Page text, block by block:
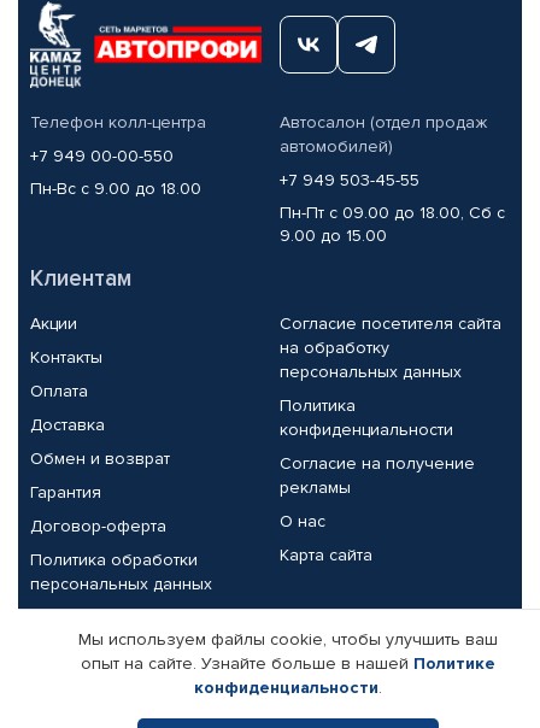
Телефон колл-центра
+7 949 00-00-550
Пн-Вс с 9.00 до 18.00
Автосалон (отдел продаж
автомобилей)
+7 949 503-45-55
Пн-Пт с 09.00 до 18.00, Сб с
9.00 до 15.00
Клиентам
Акции
Контакты
Оплата
Доставка
Обмен и возврат
Гарантия
Договор-оферта
Политика обработки
персональных данных
Согласие посетителя сайта
на обработку
персональных данных
Политика
конфиденциальности
Согласие на получение
рекламы
О нас
Карта сайта
Партнерам
Корпоративным клиентам
Поставщикам
Реквизиты компании
Мы используем файлы cookie, чтобы улучшить ваш
опыт на сайте. Узнайте больше в нашей Политике
конфиденциальности.